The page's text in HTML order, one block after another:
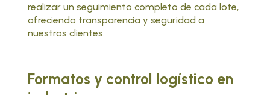
realizar un seguimiento completo de cada lote,
ofreciendo transparencia y seguridad a
nuestros clientes.
Formatos y control logístico en